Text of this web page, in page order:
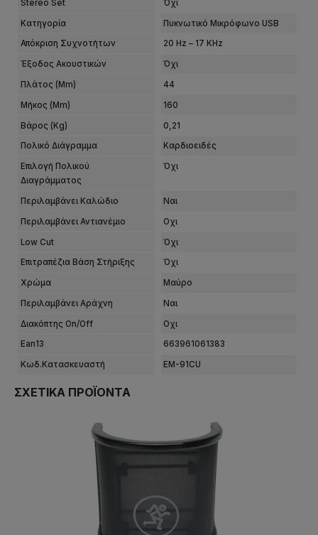
Stereo Set Όχι
Κατηγορία Πυκνωτικό Μικρόφωνο USB
Απόκριση Συχνοτήτων 20 Hz – 17 KHz
Έξοδος Ακουστικών Όχι
Πλάτος (mm) 44
Μήκος (mm) 160
Βάρος (kg) 0,21
Πολικό Διάγραμμα Καρδιοειδές
Επιλογή Πολικού
Διαγράμματος
Όχι
Περιλαμβάνει Καλώδιο Ναι
Περιλαμβάνει Αντιανέμιο Οχι
Low Cut Όχι
Επιτραπέζια Βάση Στήριξης Όχι
Χρώμα Μαύρο
Περιλαμβάνει Αράχνη Ναι
Διακόπτης On/off Οχι
Ean13 663961061383
Κωδ.Κατασκευαστή EM-91CU
ΣΧΕΤΙΚΆ ΠΡΟΪΌΝΤΑ